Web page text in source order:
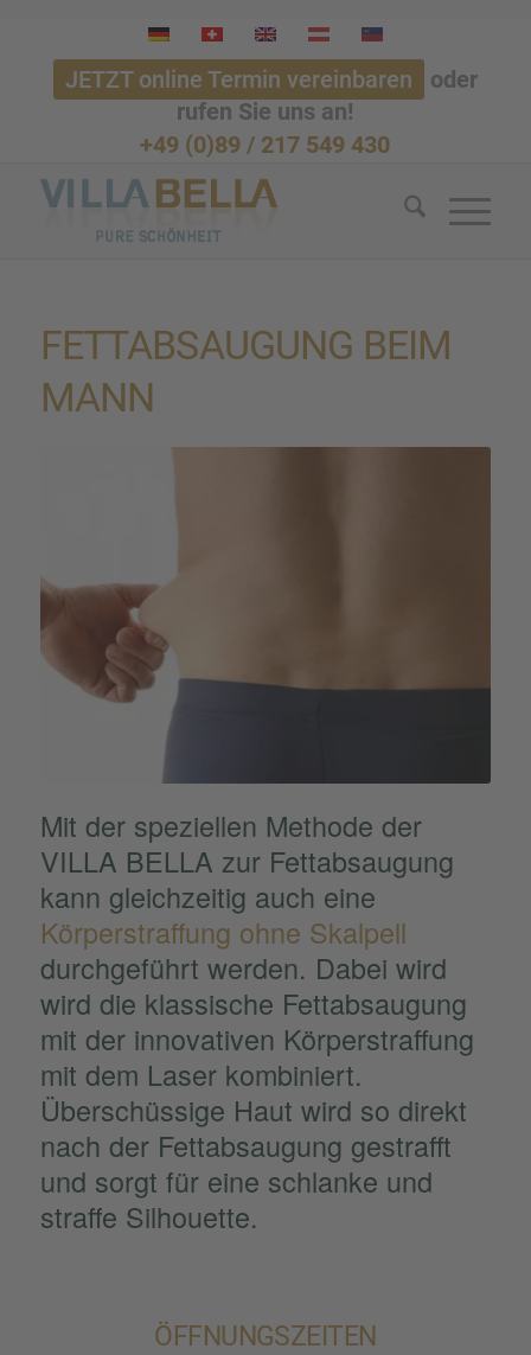
JETZT online Termin vereinbaren
oder
rufen Sie uns an!
+49 (0)89 / 217 549 430
FETTAB­SAU­GUNG BEIM
MANN
Mit der spezi­el­len Methode der
VILLA BELLA zur Fettab­sau­gung
kann gleich­zei­tig auch eine
Körper­straf­fung ohne Skalpell
durch­ge­führt werden. Dabei wird
wird die klassi­sche Fettab­sau­gung
mit der innova­ti­ven Körper­straf­fung
mit dem Laser kombi­niert.
Überschüs­sige Haut wird so direkt
nach der Fettab­sau­gung gestrafft
und sorgt für eine schlanke und
straffe Silhou­ette.
ÖFFNUNGS­ZEI­TEN